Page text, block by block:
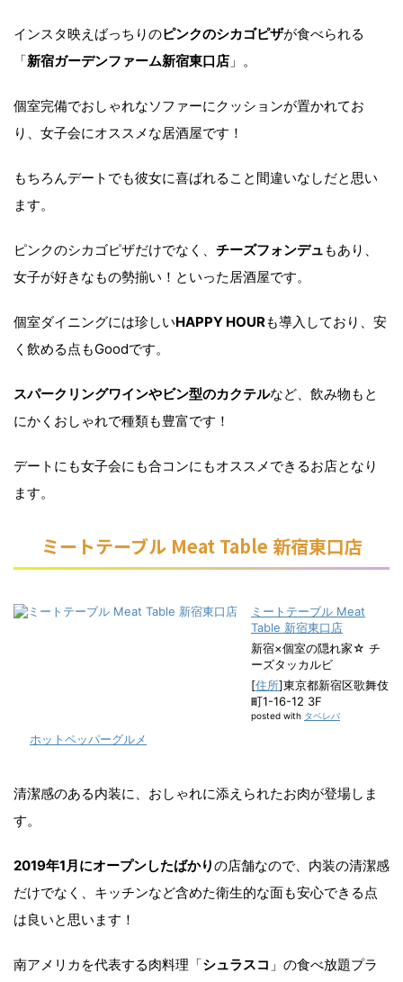
インスタ映えばっちりのピンクのシカゴピザが食べられる
「新宿ガーデンファーム新宿東口店 」。
個室完備でおしゃれなソファーにクッションが置かれてお
り、女子会にオススメな居酒屋です！
もちろんデートでも彼女に喜ばれること間違いなしだと思い
ます。
ピンクのシカゴピザだけでなく、 チーズフォンデュもあり、
女子が好きなもの勢揃い！といった居酒屋です。
個室ダイニングには珍しいHAPPY HOURも導入しており、安
く飲める点もGoodです。
スパークリングワインやビン型のカクテルなど、飲み物もと
にかくおしゃれで種類も豊富です！
デートにも女子会にも合コンにもオススメできるお店となり
ます。
ミートテーブル Meat Table 新宿東口店
ミートテーブル Meat
Table 新宿東口店
新宿×個室の隠れ家☆ チ
ーズタッカルビ
[住所]東京都新宿区歌舞伎
町1-16-12 3F
posted with タベレバ
ホットペッパーグルメ
清潔感のある内装に、おしゃれに添えられたお肉が登場しま
す。
2019年1月にオープンしたばかりの店舗なので、内装の清潔感
だけでなく、キッチンなど含めた衛生的な面も安心できる点
は良いと思います！
南アメリカを代表する肉料理「シュラスコ 」の食べ放題プラ